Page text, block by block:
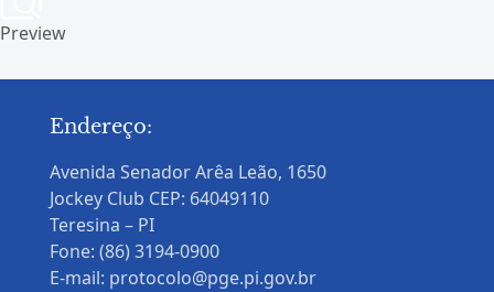
Preview
Endereço:
Avenida Senador Arêa Leão, 1650
Jockey Club CEP: 64049110
Teresina – PI
Fone: (86) 3194-0900
E-mail: protocolo@pge.pi.gov.br